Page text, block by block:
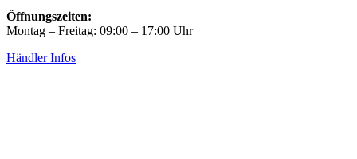
Öffnungszeiten:
Montag – Freitag: 09:00 – 17:00 Uhr
Händler Infos